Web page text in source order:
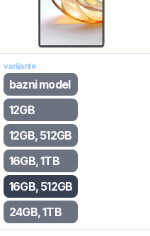
varijante
bazni model
12GB
12GB, 512GB
16GB, 1TB
16GB, 512GB
24GB, 1TB